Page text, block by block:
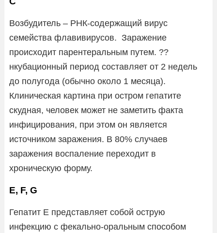
Возбудитель – РНК-содержащий вирус
семейства флавивирусов. Заражение
происходит парентеральным путем. ??
нкубационный период составляет от 2 недель
до полугода (обычно около 1 месяца).
Клиническая картина при остром гепатите
скудная, человек может не заметить факта
инфицирования, при этом он является
источником заражения. В 80% случаев
заражения воспаление переходит в
хроническую форму.
E, F, G
Гепатит Е представляет собой острую
инфекцию с фекально-оральным способом